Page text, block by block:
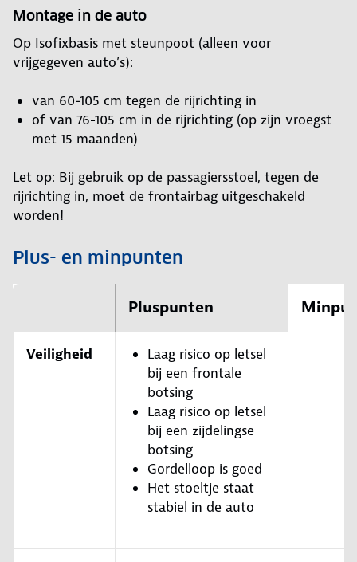
Montage in de auto
Op Isofixbasis met steunpoot (alleen voor
vrijgegeven auto’s):
van 60-105 cm tegen de rijrichting in
of van 76-105 cm in de rijrichting (op zijn vroegst
met 15 maanden)
Let op: Bij gebruik op de passagiersstoel, tegen de
rijrichting in, moet de frontairbag uitgeschakeld
worden!
Plus- en minpunten
Pluspunten
Veiligheid
Laag risico op letsel
bij een frontale
botsing
Laag risico op letsel
bij een zijdelingse
botsing
Gordelloop is goed
Het stoeltje staat
stabiel in de auto